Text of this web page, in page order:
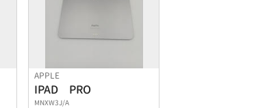
APPLE
IPAD PRO
MNXW3J/A